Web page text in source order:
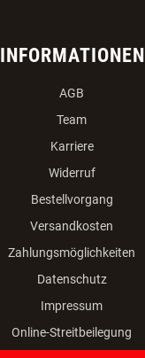
INFORMATIONEN
AGB
Team
Karriere
Widerruf
Bestellvorgang
Versandkosten
Zahlungsmöglichkeiten
Datenschutz
Impressum
Online-Streitbeilegung